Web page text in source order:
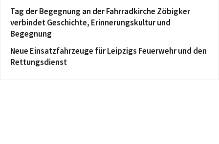
Tag der Begegnung an der Fahrradkirche Zöbigker
verbindet Geschichte, Erinnerungskultur und
Begegnung
Neue Einsatzfahrzeuge für Leipzigs Feuerwehr und den
Rettungsdienst